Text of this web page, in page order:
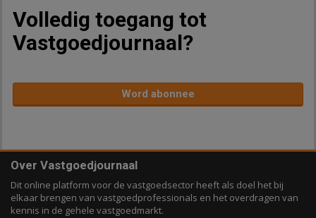
Volledig toegang tot
Vastgoedjournaal?
Word abonnee
Over Vastgoedjournaal
Dit online platform voor de vastgoedsector heeft als doel het bij
elkaar brengen van vastgoedprofessionals en het overdragen van
kennis in de gehele vastgoedmarkt.